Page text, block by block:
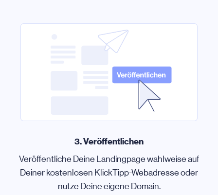
3. Veröffentlichen
Veröffentliche Deine Landingpage wahlweise auf
Deiner kostenlosen KlickTipp-Webadresse oder
nutze Deine eigene Domain.